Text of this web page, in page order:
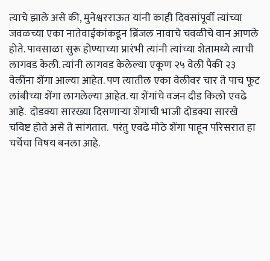
त्याचे झाले असे की, मुनेश्वरराऊत यांनी काही दिवसांपूर्वी त्यांच्या
जवळच्या एका नातेवाईकांकडून ब्रिंजल नावाचे चवळीचे वान आणले
होते. पावसाळा सुरू होण्याच्या प्रारंभी त्यांनी त्यांच्या शेतामध्ये त्याची
लागवड केली. त्यांनी लागवड केलेल्या एकूण २५ वेली पैकी २३
वेलींना शेंगा आल्या आहेत. पण त्यातील एका वेलीवर चार ते पाच फूट
लांबीच्या शेंगा लागलेल्या आहेत. या शेंगांचे वजन दीड किलो एवढे
आहे. दोडक्या सारख्या दिसणाऱ्या शेंगांची भाजी दोडक्या सारखे
चविष्ट होते असे ते सांगतात. परंतु एवढे मोठे शेंगा पाहून परिसरात हा
चर्चेचा विषय बनला आहे.